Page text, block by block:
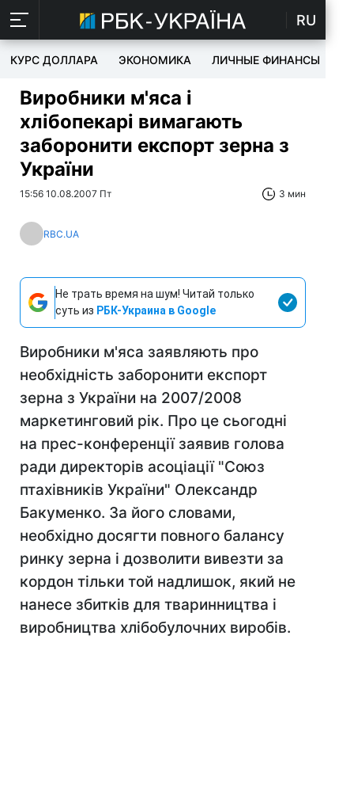
RU
КУРС ДОЛЛАРА ЭКОНОМИКА ЛИЧНЫЕ ФИНАНСЫ
Виробники м'яса і
хлібопекарі вимагають
заборонити експорт зерна з
України
15:56 10.08.2007 Пт 3 мин
RBC.UA
Не трать время на шум! Читай только
суть из РБК-Украина в Google
Виробники м'яса заявляють про
необхідність заборонити експорт
зерна з України на 2007/2008
маркетинговий рік. Про це сьогодні
на прес-конференції заявив голова
ради директорів асоціації "Союз
птахівників України" Олександр
Бакуменко. За його словами,
необхідно досягти повного балансу
ринку зерна і дозволити вивезти за
кордон тільки той надлишок, який не
нанесе збитків для тваринництва і
виробництва хлібобулочних виробів.